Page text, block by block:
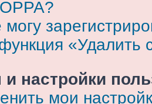
«Удалить
настройки
мои